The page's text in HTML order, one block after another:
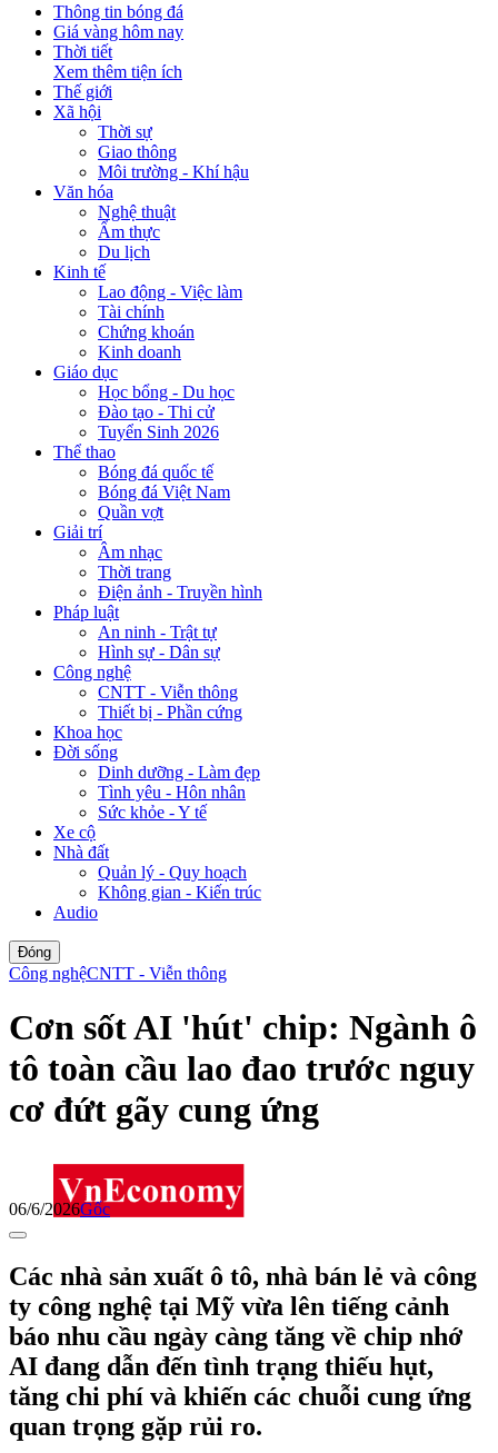
Thông tin bóng đá
Giá vàng hôm nay
Thời tiết
Xem thêm tiện ích
Thế giới
Xã hội
Thời sự
Giao thông
Môi trường - Khí hậu
Văn hóa
Nghệ thuật
Ẩm thực
Du lịch
Kinh tế
Lao động - Việc làm
Tài chính
Chứng khoán
Kinh doanh
Giáo dục
Học bổng - Du học
Đào tạo - Thi cử
Tuyển Sinh 2026
Thể thao
Bóng đá quốc tế
Bóng đá Việt Nam
Quần vợt
Giải trí
Âm nhạc
Thời trang
Điện ảnh - Truyền hình
Pháp luật
An ninh - Trật tự
Hình sự - Dân sự
Công nghệ
CNTT - Viễn thông
Thiết bị - Phần cứng
Khoa học
Đời sống
Dinh dưỡng - Làm đẹp
Tình yêu - Hôn nhân
Sức khỏe - Y tế
Xe cộ
Nhà đất
Quản lý - Quy hoạch
Không gian - Kiến trúc
Audio
Đóng
Công nghệCNTT - Viễn thông
Cơn sốt AI 'hút' chip: Ngành ô
tô toàn cầu lao đao trước nguy
cơ đứt gãy cung ứng
06/6/2026Gốc
Các nhà sản xuất ô tô, nhà bán lẻ và công
ty công nghệ tại Mỹ vừa lên tiếng cảnh
báo nhu cầu ngày càng tăng về chip nhớ
AI đang dẫn đến tình trạng thiếu hụt,
tăng chi phí và khiến các chuỗi cung ứng
quan trọng gặp rủi ro.